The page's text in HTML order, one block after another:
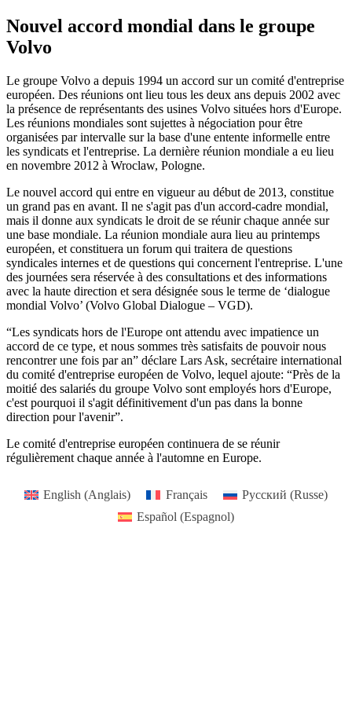
Nouvel accord mondial dans le groupe
Volvo
Le groupe Volvo a depuis 1994 un accord sur un comité d'entreprise
européen. Des réunions ont lieu tous les deux ans depuis 2002 avec
la présence de représentants des usines Volvo situées hors d'Europe.
Les réunions mondiales sont sujettes à négociation pour être
organisées par intervalle sur la base d'une entente informelle entre
les syndicats et l'entreprise. La dernière réunion mondiale a eu lieu
en novembre 2012 à Wroclaw, Pologne.
Le nouvel accord qui entre en vigueur au début de 2013, constitue
un grand pas en avant. Il ne s'agit pas d'un accord-cadre mondial,
mais il donne aux syndicats le droit de se réunir chaque année sur
une base mondiale. La réunion mondiale aura lieu au printemps
européen, et constituera un forum qui traitera de questions
syndicales internes et de questions qui concernent l'entreprise. L'une
des journées sera réservée à des consultations et des informations
avec la haute direction et sera désignée sous le terme de ‘dialogue
mondial Volvo’ (Volvo Global Dialogue – VGD).
“Les syndicats hors de l'Europe ont attendu avec impatience un
accord de ce type, et nous sommes très satisfaits de pouvoir nous
rencontrer une fois par an” déclare Lars Ask, secrétaire international
du comité d'entreprise européen de Volvo, lequel ajoute: “Près de la
moitié des salariés du groupe Volvo sont employés hors d'Europe,
c'est pourquoi il s'agit définitivement d'un pas dans la bonne
direction pour l'avenir”.
Le comité d'entreprise européen continuera de se réunir
régulièrement chaque année à l'automne en Europe.
English (Anglais) Français Русский (Russe)
Español (Espagnol)